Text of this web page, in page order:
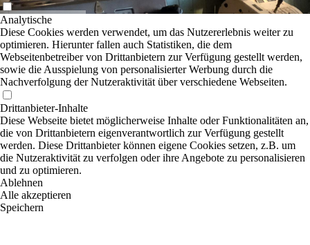
Analytische
Diese Cookies werden verwendet, um das Nutzererlebnis weiter zu
optimieren. Hierunter fallen auch Statistiken, die dem
Webseitenbetreiber von Drittanbietern zur Verfügung gestellt werden,
sowie die Ausspielung von personalisierter Werbung durch die
Nachverfolgung der Nutzeraktivität über verschiedene Webseiten.
Drittanbieter-Inhalte
Diese Webseite bietet möglicherweise Inhalte oder Funktionalitäten an,
die von Drittanbietern eigenverantwortlich zur Verfügung gestellt
werden. Diese Drittanbieter können eigene Cookies setzen, z.B. um
die Nutzeraktivität zu verfolgen oder ihre Angebote zu personalisieren
und zu optimieren.
Ablehnen
Alle akzeptieren
Speichern